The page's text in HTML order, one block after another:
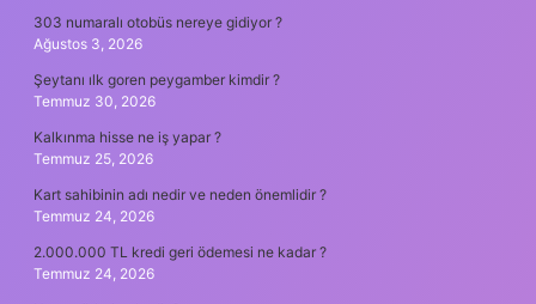
303 numaralı otobüs nereye gidiyor ?
Ağustos 3, 2026
Şeytanı ılk goren peygamber kimdir ?
Temmuz 30, 2026
Kalkınma hisse ne iş yapar ?
Temmuz 25, 2026
Kart sahibinin adı nedir ve neden önemlidir ?
Temmuz 24, 2026
2.000.000 TL kredi geri ödemesi ne kadar ?
Temmuz 24, 2026